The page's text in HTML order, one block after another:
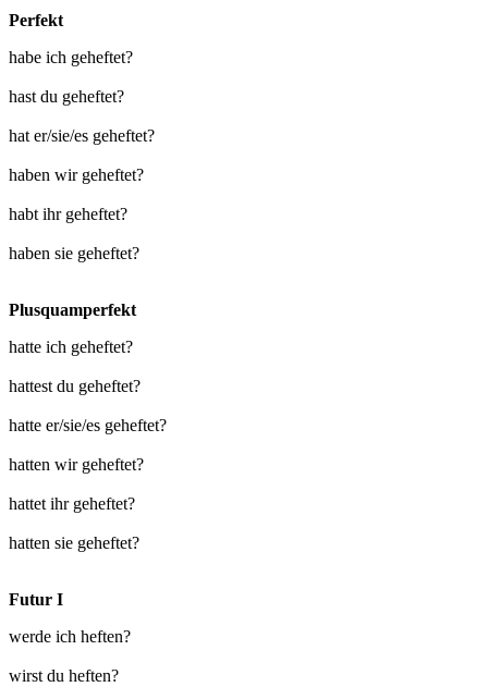
Perfekt
habe ich geheftet?
hast du geheftet?
hat er/sie/es geheftet?
haben wir geheftet?
habt ihr geheftet?
haben sie geheftet?
Plusquamperfekt
hatte ich geheftet?
hattest du geheftet?
hatte er/sie/es geheftet?
hatten wir geheftet?
hattet ihr geheftet?
hatten sie geheftet?
Futur I
werde ich heften?
wirst du heften?